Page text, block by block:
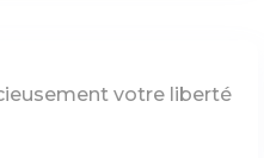
votre liberté